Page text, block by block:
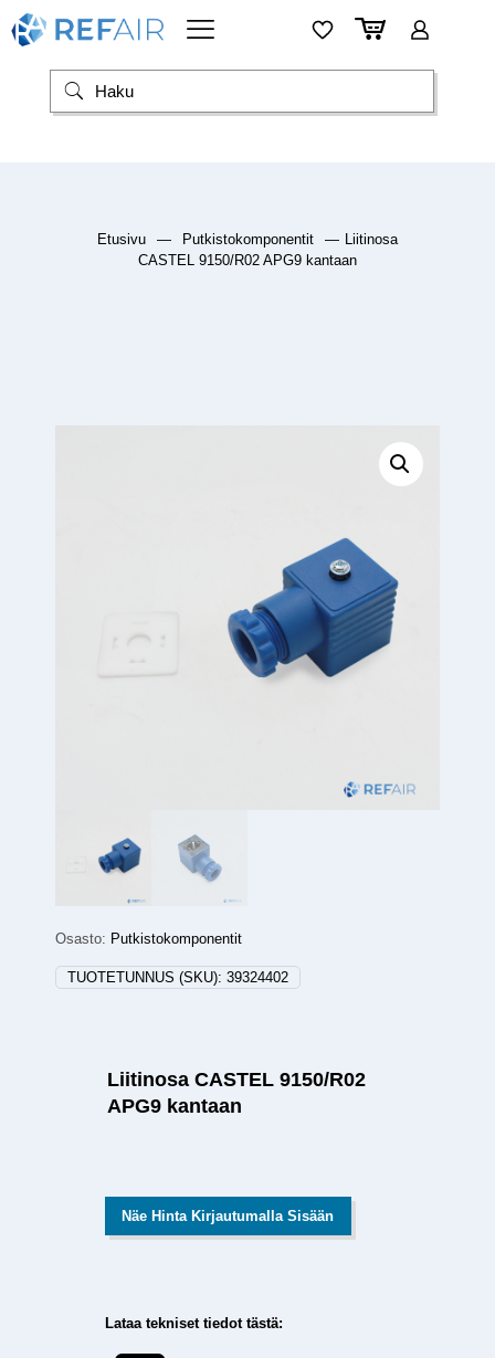
Etusivu — Putkistokomponentit — Liitinosa
CASTEL 9150/R02 APG9 kantaan
Osasto: Putkistokomponentit
TUOTETUNNUS (SKU): 39324402
Liitinosa CASTEL 9150/R02
APG9 kantaan
Näe Hinta Kirjautumalla Sisään
Lataa tekniset tiedot tästä: